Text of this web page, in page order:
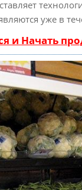
уже в
и Начать